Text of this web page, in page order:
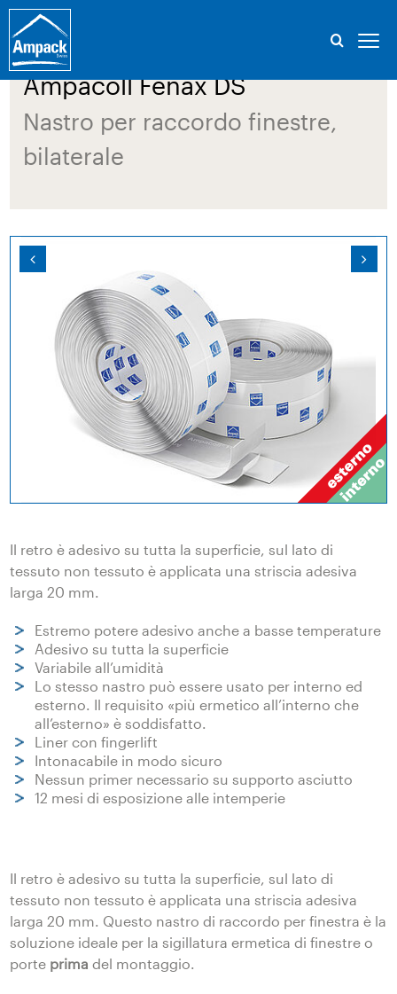
Ampacoll Fenax DS
Nastro per raccordo finestre,
bilaterale
Il retro è adesivo su tutta la superficie, sul lato di
tessuto non tessuto è applicata una striscia adesiva
larga 20 mm.
Estremo potere adesivo anche a basse temperature
Adesivo su tutta la superficie
Variabile all’umidità
Lo stesso nastro può essere usato per interno ed
esterno. Il requisito «più ermetico all’interno che
all’esterno» è soddisfatto.
Liner con fingerlift
Intonacabile in modo sicuro
Nessun primer necessario su supporto asciutto
12 mesi di esposizione alle intemperie
Il retro è adesivo su tutta la superficie, sul lato di
tessuto non tessuto è applicata una striscia adesiva
larga 20 mm. Questo nastro di raccordo per finestra è la
soluzione ideale per la sigillatura ermetica di finestre o
porte primadel montaggio.